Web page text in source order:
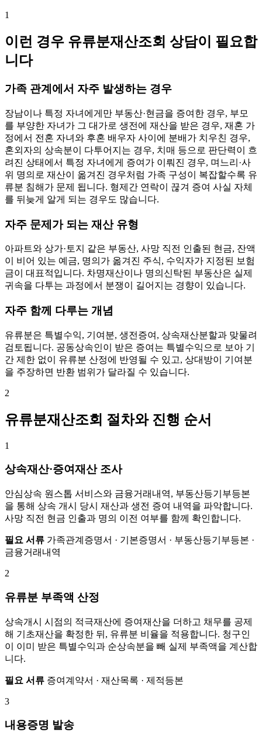
1
이런 경우 유류분재산조회 상담이 필요합
니다
가족 관계에서 자주 발생하는 경우
장남이나 특정 자녀에게만 부동산·현금을 증여한 경우, 부모
를 부양한 자녀가 그 대가로 생전에 재산을 받은 경우, 재혼 가
정에서 전혼 자녀와 후혼 배우자 사이에 분배가 치우친 경우,
혼외자의 상속분이 다투어지는 경우, 치매 등으로 판단력이 흐
려진 상태에서 특정 자녀에게 증여가 이뤄진 경우, 며느리·사
위 명의로 재산이 옮겨진 경우처럼 가족 구성이 복잡할수록 유
류분 침해가 문제 됩니다. 형제간 연락이 끊겨 증여 사실 자체
를 뒤늦게 알게 되는 경우도 많습니다.
자주 문제가 되는 재산 유형
아파트와 상가·토지 같은 부동산, 사망 직전 인출된 현금, 잔액
이 비어 있는 예금, 명의가 옮겨진 주식, 수익자가 지정된 보험
금이 대표적입니다. 차명재산이나 명의신탁된 부동산은 실제
귀속을 다투는 과정에서 분쟁이 길어지는 경향이 있습니다.
자주 함께 다루는 개념
유류분은 특별수익, 기여분, 생전증여, 상속재산분할과 맞물려
검토됩니다. 공동상속인이 받은 증여는 특별수익으로 보아 기
간 제한 없이 유류분 산정에 반영될 수 있고, 상대방이 기여분
을 주장하면 반환 범위가 달라질 수 있습니다.
2
유류분재산조회 절차와 진행 순서
1
상속재산·증여재산 조사
안심상속 원스톱 서비스와 금융거래내역, 부동산등기부등본
을 통해 상속 개시 당시 재산과 생전 증여 내역을 파악합니다.
사망 직전 현금 인출과 명의 이전 여부를 함께 확인합니다.
필요 서류 가족관계증명서 · 기본증명서 · 부동산등기부등본 ·
금융거래내역
2
유류분 부족액 산정
상속개시 시점의 적극재산에 증여재산을 더하고 채무를 공제
해 기초재산을 확정한 뒤, 유류분 비율을 적용합니다. 청구인
이 이미 받은 특별수익과 순상속분을 빼 실제 부족액을 계산합
니다.
필요 서류 증여계약서 · 재산목록 · 제적등본
3
내용증명 발송